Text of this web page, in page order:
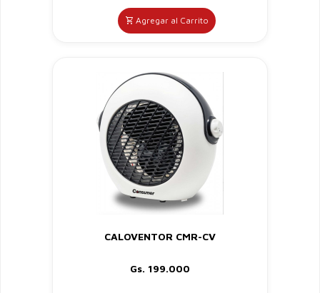
Agregar al Carrito
CALOVENTOR CMR-CV
Gs. 199.000